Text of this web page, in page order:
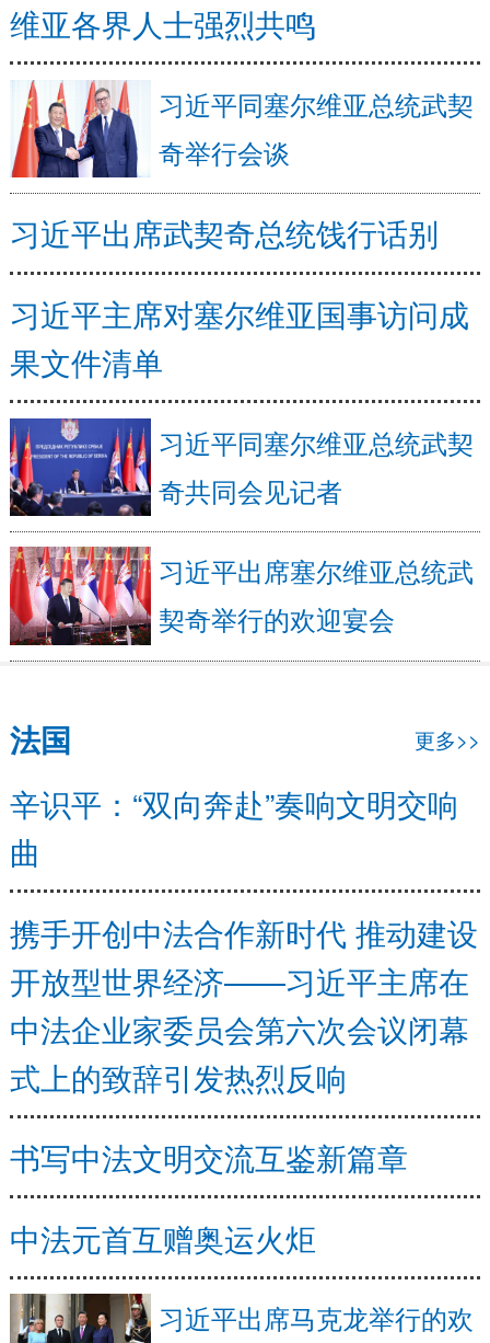
维亚各界人士强烈共鸣
习近平同塞尔维亚总统武契
奇举行会谈
习近平出席武契奇总统饯行话别
习近平主席对塞尔维亚国事访问成
果文件清单
习近平同塞尔维亚总统武契
奇共同会见记者
习近平出席塞尔维亚总统武
契奇举行的欢迎宴会
法国 更多>>
辛识平：“双向奔赴”奏响文明交响
曲
携手开创中法合作新时代 推动建设
开放型世界经济——习近平主席在
中法企业家委员会第六次会议闭幕
式上的致辞引发热烈反响
书写中法文明交流互鉴新篇章
中法元首互赠奥运火炬
习近平出席马克龙举行的欢